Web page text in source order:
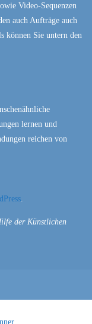
Video-Sequenzen
auch Aufträge auch
können Sie untern den
lernen und
reichen von
.
der Künstlichen